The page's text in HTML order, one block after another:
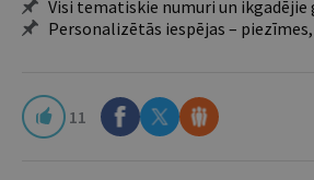
Visi tematiskie numuri un
Personalizētās iespējas –
11